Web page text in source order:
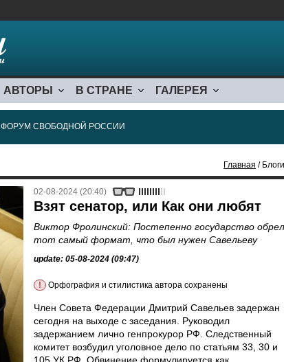
АВТОРЫ В СТРАНЕ ГАЛЕРЕЯ
ФОРУМ СВОБОДНОЙ РОССИИ
Главная /
02-08-2024 (20:40)
Взят сенатор, или Как они любят
Виктор Фролинский: Постепенно государство
тот самый формат, что был нужен Савельеву
update: 05-08-2024 (09:47)
! Орфография и стилистика автора сохранены
Член Совета Федерации Дмитрий Савельев задержан
сегодня на выходе с заседания. Руководил
задержанием лично генпрокурор РФ. Следственный
комитет возбудил уголовное дело по статьям 33, 30 и